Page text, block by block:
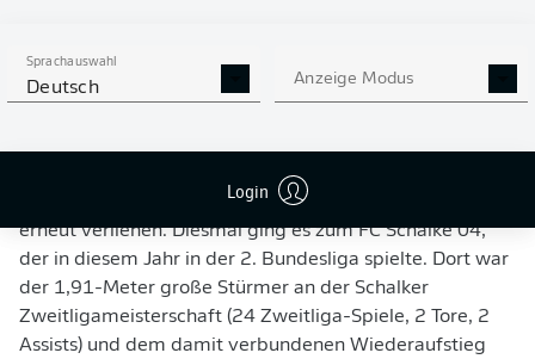
Sprachauswahl
Deutsch Anzeige Modus
Login
Im Januar 2021 wurde Marvin Pieringer für ein halbes
20 Spielen sechs Tore erzielen. Nach seiner Rückkehr
nach Freiburg im darauffolgenden Sommer wurde er
erneut verliehen. Diesmal ging es zum FC Schalke 04,
der in diesem Jahr in der 2. Bundesliga spielte. Dort war
der 1,91-Meter große Stürmer an der Schalker
Zweitligameisterschaft (24 Zweitliga-Spiele, 2 Tore, 2
Assists) und dem damit verbundenen Wiederaufstieg